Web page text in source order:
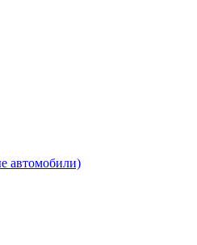
автомобили)